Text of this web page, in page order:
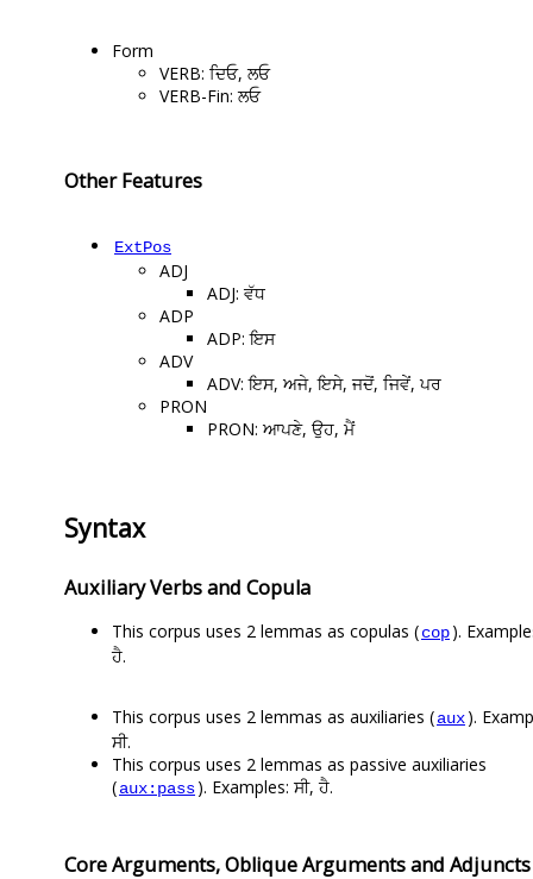
Form
VERB: ਦਿਓ, ਲਓ
VERB-Fin: ਲਓ
Other Features
ExtPos
ADJ
ADJ: ਵੱਧ
ADP
ADP: ਇਸ
ADV
ADV: ਇਸ, ਅਜੇ, ਇਸੇ, ਜਦੋਂ, ਜਿਵੇਂ, ਪਰ
PRON
PRON: ਆਪਣੇ, ਉਹ, ਮੈਂ
Syntax
Auxiliary Verbs and Copula
This corpus uses 2 lemmas as copulas (cop).
ਹੈ.
This corpus uses 2 lemmas as auxiliaries (aux).
ਸੀ.
This corpus uses 2 lemmas as passive auxiliaries
(aux:pass). Examples: ਸੀ, ਹੈ.
Core Arguments, Oblique Arguments and Adjuncts